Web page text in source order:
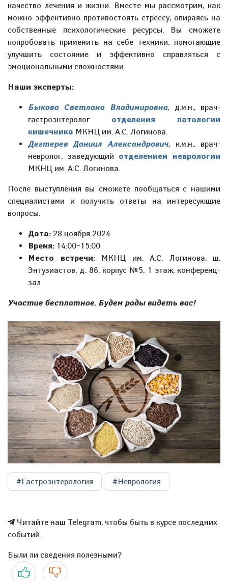
качество лечения и жизни. Вместе мы рассмотрим, как
можно эффективно противостоять стрессу, опираясь на
собственные психологические ресурсы. Вы сможете
попробовать применить на себе техники, помогающие
улучшить состояние и эффективно справляться с
эмоциональными сложностями.
Наши эксперты:
Быкова Светлана Владимировна, д.м.н., врач-
гастроэнтеролог отделения патологии
кишечника МКНЦ им. А.С. Логинова.
Дегтерев Даниил Александрович,к.м.н., врач-
невролог, заведующий отделением неврологии
МКНЦ им. А.С. Логинова.
После выступления вы сможете пообщаться с нашими
специалистами и получить ответы на интересующие
вопросы.
Дата: 28 ноября 2024
Время: 14:00–15:00
Место встречи:МКНЦ им. А.С. Логинова, ш.
Энтузиастов, д. 86, корпус №5, 1 этаж, конференц-
зал
Участие бесплатное. Будем рады видеть вас!
#Гастроэнтерология #Неврология
Читайте наш Telegram, чтобы быть в курсе последних
событий.
Были ли сведения полезными?
Да